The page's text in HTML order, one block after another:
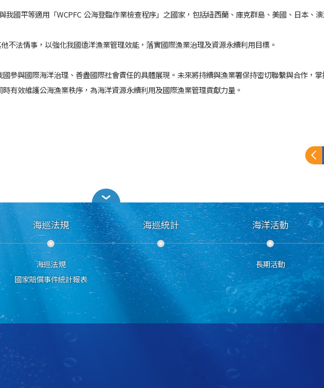
國平等適用「WCPFC 公海登臨作業檢查程序」之國家，包括紐西蘭、庫克群島、美國、日本、
法情事，以強化我國遠洋漁業管理效能，落實國際漁業治理及資源永續利用目標。
參與國際海洋治理、善盡國際社會責任的具體展現。未來將持續與漁業署保持密切聯繫與合作，
有效維護公海漁業秩序，為海洋資源永續利用及國際漁業管理貢獻力量。
海巡法規
海巡法規
國家賠償事件統計報表
海巡統計 海洋活動
長期活動